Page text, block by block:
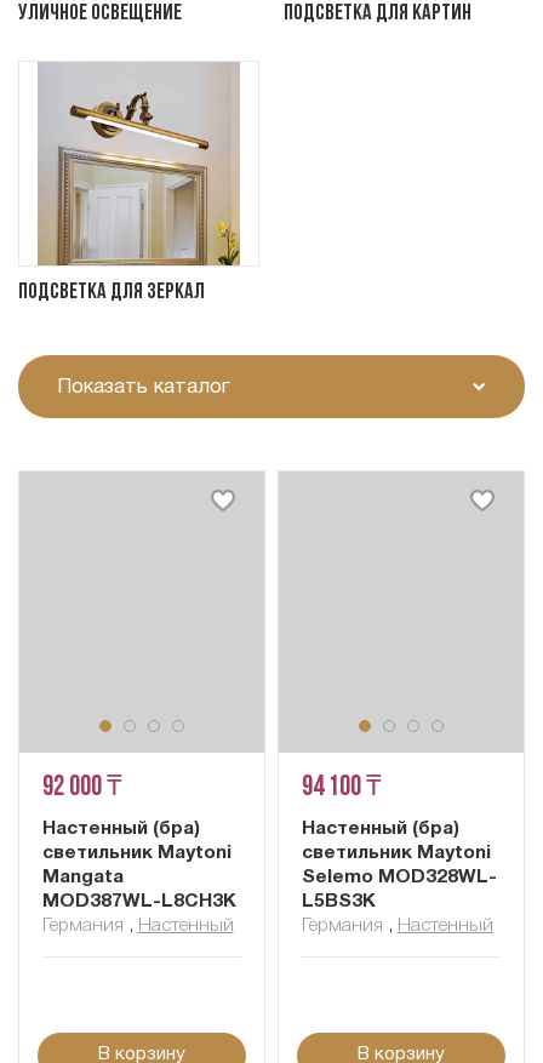
Уличное освещение Подсветка для картин
Подсветка для зеркал
Показать каталог
92 000 ₸
Настенный (бра)
светильник Maytoni
Mangata
MOD387WL-L8CH3K
Германия , Настенный
В корзину
94 100 ₸
Настенный (бра)
светильник Maytoni
Selemo MOD328WL-
L5BS3K
Германия , Настенный
В корзину